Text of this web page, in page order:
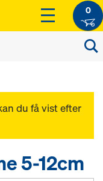
0
du få vist efter
5-12cm